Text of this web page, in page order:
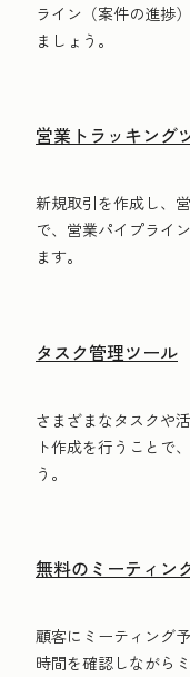
ライン（案件の進捗
ましょう。
営業トラッキング
新規取引を作成し、
で、営業パイプライ
ます。
タスク管理ツール
さまざまなタスクや
ト作成を行うことで
う。
無料のミーティン
顧客にミーティング
時間を確認しながら